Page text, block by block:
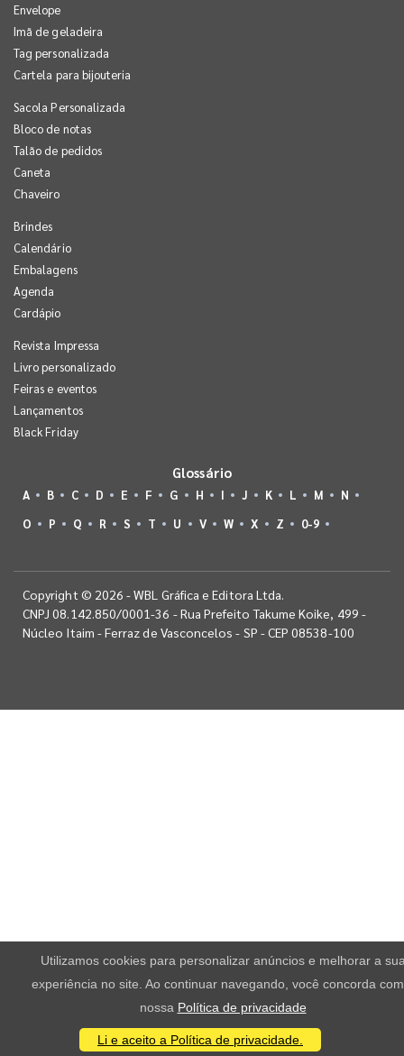
Envelope
Imã de geladeira
Tag personalizada
Cartela para bijouteria
Sacola Personalizada
Bloco de notas
Talão de pedidos
Caneta
Chaveiro
Brindes
Calendário
Embalagens
Agenda
Cardápio
Revista Impressa
Livro personalizado
Feiras e eventos
Lançamentos
Black Friday
Glossário
A B C D E F G H I J K L M
N
O
P Q R S T U V W X Z 0-9
Copyright © 2026 - WBL Gráfica e Editora Ltda.
CNPJ 08.142.850/0001-36 - Rua Prefeito Takume Koike, 499 -
Núcleo Itaim - Ferraz de Vasconcelos - SP - CEP 08538-100
Utilizamos cookies para personalizar anúncios e melhorar a
experiência no site. Ao continuar navegando, você concorda
nossa Política de privacidade
Li e aceito a Política de privacidade.